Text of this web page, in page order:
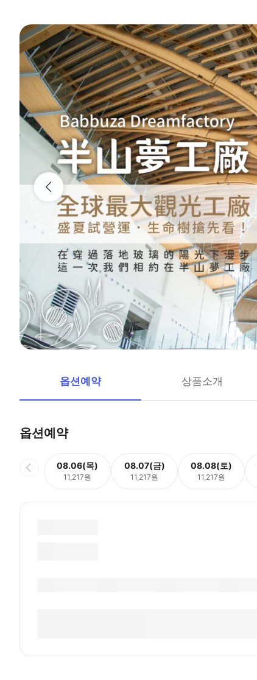
옵션예약 상품소개
옵션예약
08.06(목)
11,217원
08.07(금)
11,217원
08.08(토)
11,217원